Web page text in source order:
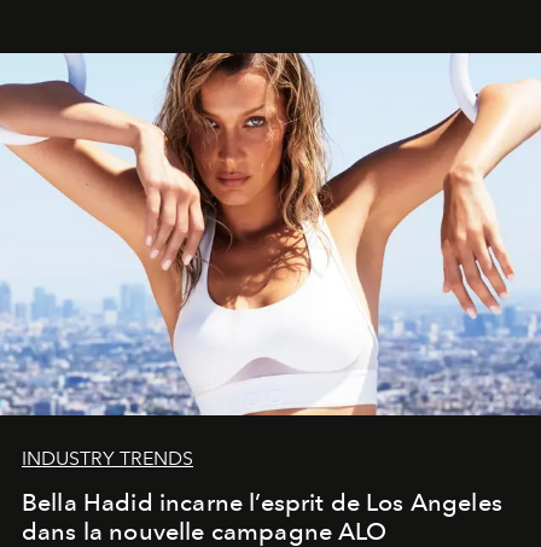
INDUSTRY TRENDS
Bella Hadid incarne l’esprit de Los Angeles
dans la nouvelle campagne ALO